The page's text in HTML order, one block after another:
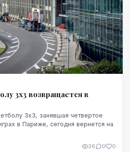
3х3 возвращается в
3х3, занявшая четвертое
в Париже, сегодня вернется на
26 0 0